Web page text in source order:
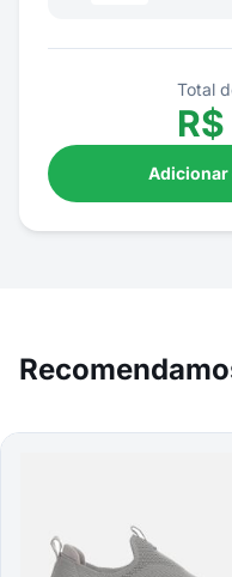
Total
R$
Adicionar